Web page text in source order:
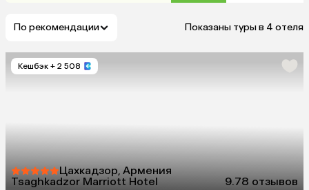
По рекомендации Показаны туры в 4 отеля
Кешбэк + 2 508
Цахкадзор, Армения
Tsaghkadzor Marriott Hotel
9.78 отзывов